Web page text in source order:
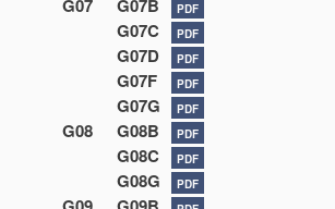
G07 G07B PDF
G07C PDF
G07D PDF
G07F PDF
G07G PDF
G08 G08B PDF
G08C PDF
G08G PDF